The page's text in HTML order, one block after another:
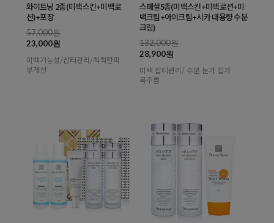
화이트닝 2종(미백스킨+미백로
션)+포장
57,000원
23,000원
미백기능성/잡티관리/칙칙한피
부개선
스페셜5종(미백스킨+미백로션+미
백크림+아이크림+시카 대용량 수분
크림)
132,000원
28,900원
미백 잡티관리/ 수분 눈가 입가
목주름